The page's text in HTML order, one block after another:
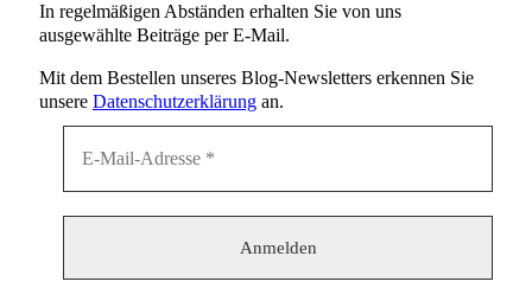
In regelmäßigen Abständen erhalten Sie von uns
ausgewählte Beiträge per E-Mail.
Mit dem Bestellen unseres Blog-Newsletters erkennen Sie
unsere Datenschutzerklärung an.